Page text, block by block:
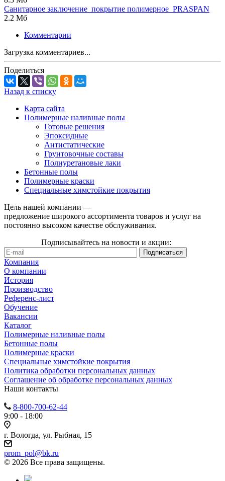
Санитарное заключение_покрытие полимерное_PRASPAN
2.2 Мб
Комментарии
Загрузка комментариев...
Поделиться
Назад к списку
Карта сайта
Полимерные наливные полы
Готовые решения
Эпоксидные
Антистатические
Грунтовочные составы
Полиуретановые лаки
Бетонные полы
Полимерные краски
Специальные химстойкие покрытия
Цель нашей компании —
предложение широкого ассортимента товаров и услуг на
постоянно высоком качестве обслуживания.
Подписывайтесь на новости и акции:
Компания
О компании
История
Производство
Референс-лист
Обучение
Вакансии
Каталог
Полимерные наливные полы
Бетонные полы
Полимерные краски
Специальные химстойкие покрытия
Политика обработки персональных данных
Cоглашение об обработке персональных данных
Наши контакты
8-800-700-62-44
9:00 - 18:00
г. Вологда, ул. Рыбная, 15
prom_pol@bk.ru
© 2026 Все права защищены.